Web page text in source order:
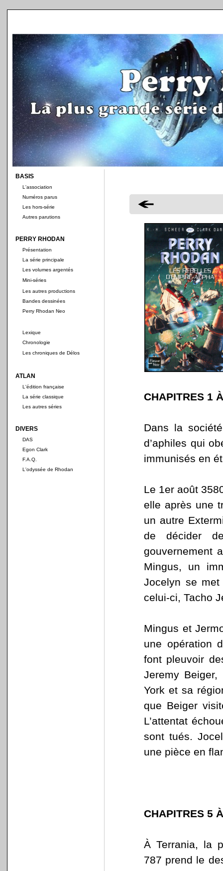
BASIS
L'association
Numéros parus
Les hors-série
Autres parutions
PERRY RHODAN
Présentation
La série principale
Les volumes argentés
Mini-séries
Les autres productions
Bandes dessinées
Perry Rhodan Neo
Lexique
Chronologie
Les chroniques de Délos
ATLAN
L'édition française
La série classique
Les autres séries
DIVERS
DAS
Egon Clark
F.A.Q.
L'odyssée de Rhodan
CHAPITRES 1
Dans la
d’aphiles qui
immunisés en
Le 1er août
elle après une
un autre
de décider
gouvernement
Mingus, un
Jocelyn se
celui-ci, Tacho
Mingus et
une opération
font pleuvoir
Jeremy Beiger,
York et sa
que Beiger
L’attentat
sont tués.
une pièce en
CHAPITRES 5
À Terrania, la
787 prend le